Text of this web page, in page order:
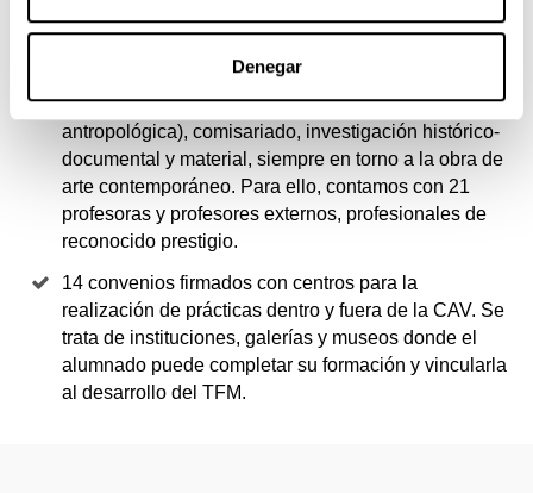
Denegar
(casi con el mismo peso) materias de Conservación,
legislación, crítica (incluyendo la visión
antropológica), comisariado, investigación histórico-
documental y material, siempre en torno a la obra de
arte contemporáneo. Para ello, contamos con 21
profesoras y profesores externos, profesionales de
reconocido prestigio.
14 convenios firmados con centros para la
realización de prácticas dentro y fuera de la CAV. Se
trata de instituciones, galerías y museos donde el
alumnado puede completar su formación y vincularla
al desarrollo del TFM.